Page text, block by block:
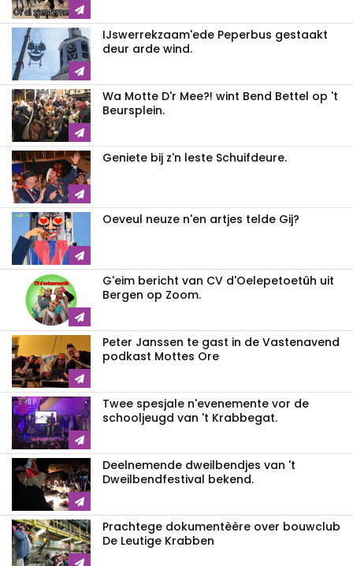
IJswerrekzaam'ede Peperbus gestaakt
deur arde wind.
Wa Motte D'r Mee?! wint Bend Bettel op 't
Beursplein.
Geniete bij z'n leste Schuifdeure.
Oeveul neuze n'en artjes telde Gij?
G'eim bericht van CV d'Oelepetoetûh uit
Bergen op Zoom.
Peter Janssen te gast in de Vastenavend
podkast Mottes Ore
Twee spesjale n'evenemente vor de
schooljeugd van 't Krabbegat.
Deelnemende dweilbendjes van 't
Dweilbendfestival bekend.
Prachtege dokumentèère over bouwclub
De Leutige Krabben